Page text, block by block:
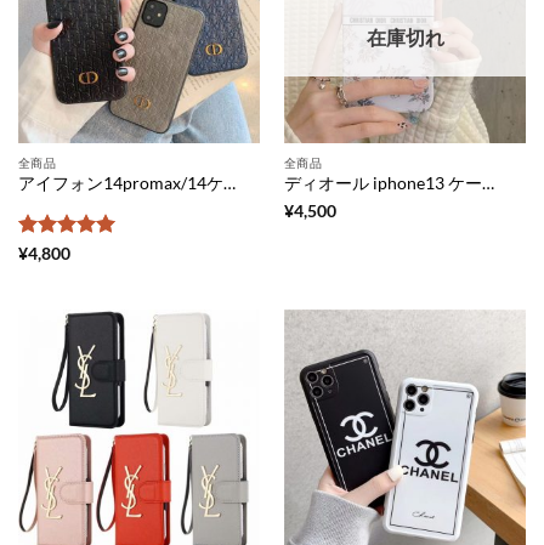
全商品
アイフォン14promax/14ケース Dior アイフォン13pro/13pro max ケース パロディ ディオール iphone12/11pro カバー 型押し iphonexs/xs max ケース シンプル ペア アイフォンxr/se 携帯ケース おしゃれ 安い
5段階中
¥4,800
在庫切れ
全商品
ディオール iphone13 ケース 花柄 dior風 アイフォン12pro/11pro max ケース お洒落 携帯ケース iphone11 女子 DIOR iphonexs/xr/se ケース 珍しい 可愛い アイフォンxs max 保護カバー 有名人 人気
¥4,500